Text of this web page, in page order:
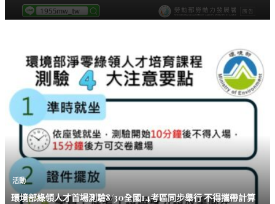
活動
環境部綠領人才首場測驗8/30全國14考區同步舉行 不得攜帶計算